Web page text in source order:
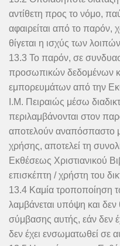
αντίθετη προς το νόμο,
αφαιρείται από το παρόν,
θίγεται η ισχύς των
13.3 Το παρόν, σε
προσωπικών δεδομένων
εμπορευμάτων από την
Ι.Μ. Πειραιώς μέσω
περιλαμβάνονται στον
αποτελούν αναπόσπαστο
χρήσης, αποτελεί τη
Εκθέσεως Χριστιανικού
επισκέπτη / χρήστη του
13.4 Καμία τροποποίηση
λαμβάνεται υπόψη και δεν
σύμβασης αυτής, εάν δεν
δεν έχει ενσωματωθεί σε